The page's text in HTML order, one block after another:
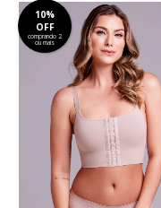
10%
OFF
comprando 2
ou mais